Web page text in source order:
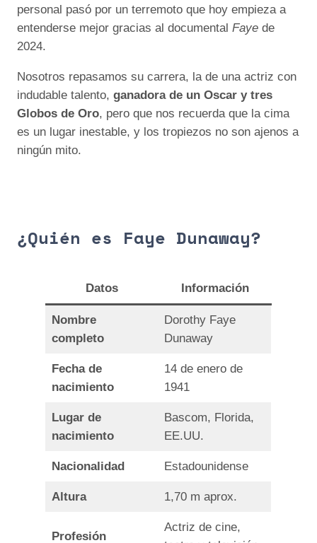
personal pasó por un terremoto que hoy empieza a
entenderse mejor gracias al documental Faye de
2024.
Nosotros repasamos su carrera, la de una actriz con
indudable talento, ganadora de un Oscar y tres
Globos de Oro, pero que nos recuerda que la cima
es un lugar inestable, y los tropiezos no son ajenos a
ningún mito.
¿Quién es Faye Dunaway?
Datos Información
Nombre
completo
Dorothy Faye
Dunaway
Fecha de
nacimiento
14 de enero de
1941
Lugar de
nacimiento
Bascom, Florida,
EE.UU.
Nacionalidad Estadounidense
Altura 1,70 m aprox.
Profesión
Actriz de cine,